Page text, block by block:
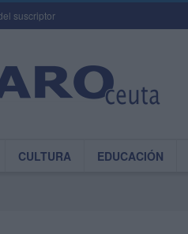
suscriptor
CULTURA EDUCACIÓN